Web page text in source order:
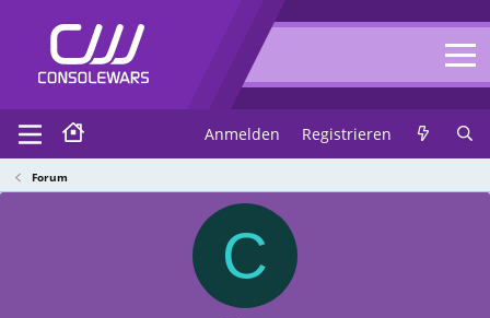
Anmelden Registrieren
Forum
C